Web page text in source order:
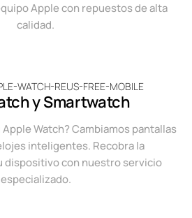
Apple con repuestos de alta
calidad.
y Smartwatch
Watch? Cambiamos pantallas
inteligentes. Recobra la
dispositivo con nuestro servicio
especializado.